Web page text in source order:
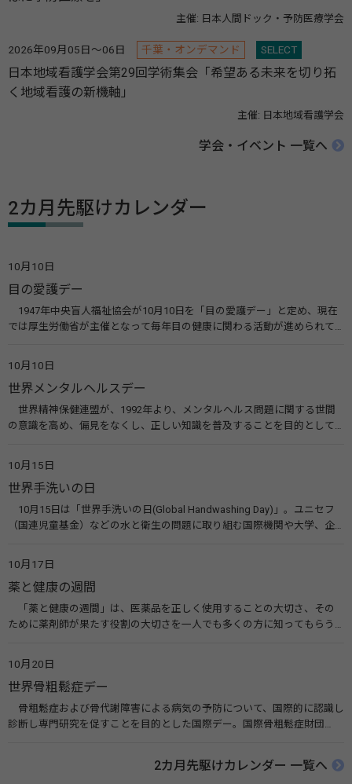
主催: 日本人間ドック・予防医療学会
2026年09月05日～06日 千葉・オンデマンド SELECT
日本地域看護学会第29回学術集会「希望ある未来を切り拓
く地域看護の新機軸」
主催: 日本地域看護学会
学会・イベント 一覧へ
2カ月先駆けカレンダー
10月10日
目の愛護デー
1947年中央盲人福祉協会が10月10日を「目の愛護デー」と定め、現在
では厚生労働省が主催となって毎年目の健康に関わる活動が進められて
会）
10月10日
世界メンタルヘルスデー
世界精神保健連盟が、1992年より、メンタルヘルス問題に関する世間
の意識を高め、偏見をなくし、正しい知識を普及することを目的として、
す。 関連リンク 世界メンタルヘルスデー（厚生労働省） 働く人のメンタ
ルヘルス・ポータルサイト「こころの耳」（厚生労働省）
10月15日
世界手洗いの日
10月15日は「世界手洗いの日(Global Handwashing Day)」。ユニセフ
（国連児童基金）などの水と衛生の問題に取り組む国際機関や大学、企
10月17日
薬と健康の週間
「薬と健康の週間」は、医薬品を正しく使用することの大切さ、その
ために薬剤師が果たす役割の大切さを一人でも多くの方に知ってもらう
伝えたい！薬との付き合い方」（保健指導リソースガイド）
10月20日
世界骨粗鬆症デー
骨粗鬆症および骨代謝障害による病気の予防について、国際的に認識し
診断し専門研究を促すことを目的とした国際デー。国際骨粗鬆症財団
法人 骨粗鬆症財団 世界骨粗鬆症デー（WOD）2カ月先駆けカレンダー 一覧へ